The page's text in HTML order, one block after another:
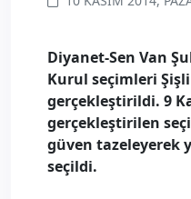
Diyanet-Sen Van
Kurul seçimleri
gerçekleştirildi. 9
gerçekleştirilen
güven tazeleyerek
seçildi.